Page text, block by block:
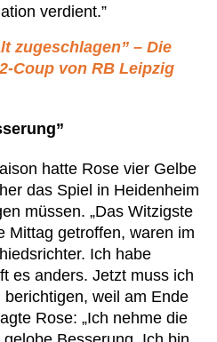
verdient.”
zugeschlagen” – Die
Coup von RB Leipzig
hatte Rose vier Gelbe
das Spiel in Heidenheim
müssen. „Das Witzigste
Mittag getroffen, waren im
Ich habe
es anders. Jetzt muss ich
weil am Ende
Rose: „Ich nehme die